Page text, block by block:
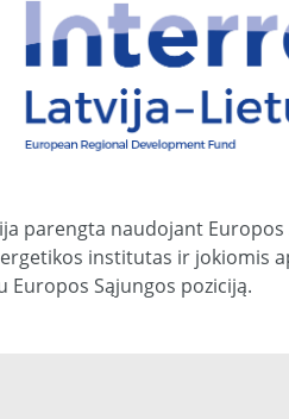
parengta naudojant
institutas ir jokiomis
Europos Sąjungos poziciją.